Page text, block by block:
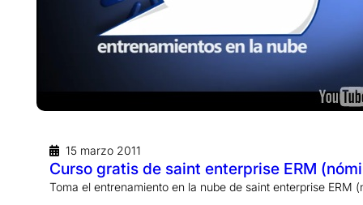
15 marzo 2011
Curso gratis de saint enterprise ERM
Toma el entrenamiento en la nube de saint enterprise